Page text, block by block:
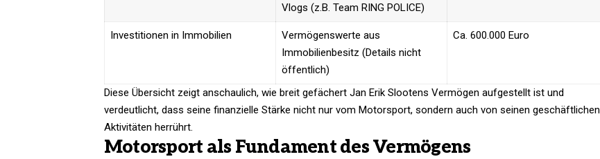
Vlogs (z.B. Team RING POLICE)
Investitionen in Immobilien
Vermögenswerte aus
Immobilienbesitz (Details nicht
öffentlich)
Ca. 600.000 Euro
Diese Übersicht zeigt anschaulich, wie breit gefächert Jan Erik Slootens Vermögen aufgestellt ist und
verdeutlicht, dass seine finanzielle Stärke nicht nur vom Motorsport, sondern auch von seinen geschäftlichen
Aktivitäten herrührt.
Motorsport als Fundament des Vermögens